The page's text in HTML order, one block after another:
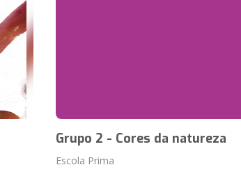
Grupo 2 - Cores da natureza
Escola Prima